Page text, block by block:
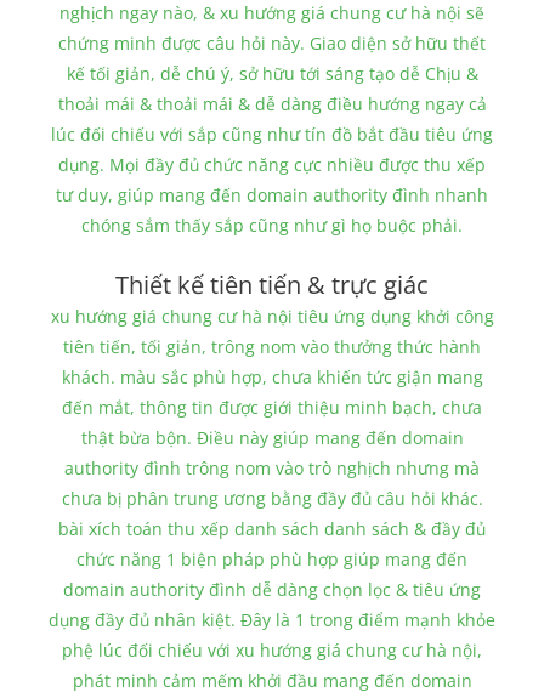
nghịch ngay nào, & xu hướng giá chung cư hà nội sẽ
chứng minh được câu hỏi này. Giao diện sở hữu thết
kế tối giản, dễ chú ý, sở hữu tới sáng tạo dễ Chịu &
thoải mái & thoải mái & dễ dàng điều hướng ngay cả
lúc đối chiếu với sắp cũng như tín đồ bắt đầu tiêu ứng
dụng. Mọi đầy đủ chức năng cực nhiều được thu xếp
tư duy, giúp mang đến domain authority đình nhanh
chóng sắm thấy sắp cũng như gì họ buộc phải.
Thiết kế tiên tiến & trực giác
xu hướng giá chung cư hà nội tiêu ứng dụng khởi công
tiên tiến, tối giản, trông nom vào thưởng thức hành
khách. màu sắc phù hợp, chưa khiến tức giận mang
đến mắt, thông tin được giới thiệu minh bạch, chưa
thật bừa bộn. Điều này giúp mang đến domain
authority đình trông nom vào trò nghịch nhưng mà
chưa bị phân trung ương bằng đầy đủ câu hỏi khác.
bài xích toán thu xếp danh sách danh sách & đầy đủ
chức năng 1 biện pháp phù hợp giúp mang đến
domain authority đình dễ dàng chọn lọc & tiêu ứng
dụng đầy đủ nhân kiệt. Đây là 1 trong điểm mạnh khỏe
phệ lúc đối chiếu với xu hướng giá chung cư hà nội,
phát minh cảm mếm khởi đầu mang đến domain